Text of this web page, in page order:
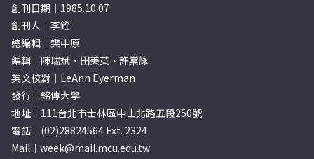
創刊日期｜1985.10.07
創刊人｜李銓
總編輯｜樊中原
編輯｜陳瑞斌、田美英、許棠詠
英文校對｜LeAnn Eyerman
發行｜銘傳大學
地址｜111台北市士林區中山北路五段250號
電話｜(02)28824564 Ext. 2324
Mail｜ week@mail.mcu.edu.tw